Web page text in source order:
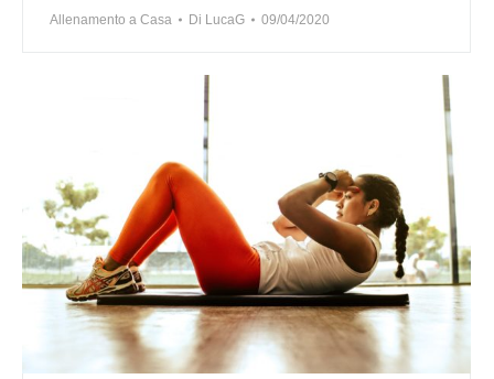
Allenamento a Casa Di LucaG 09/04/2020